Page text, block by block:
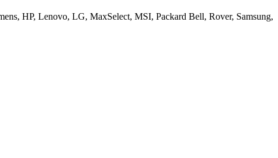
HP, Lenovo, LG, MaxSelect, MSI, Packard Bell, Rover, Samsung,